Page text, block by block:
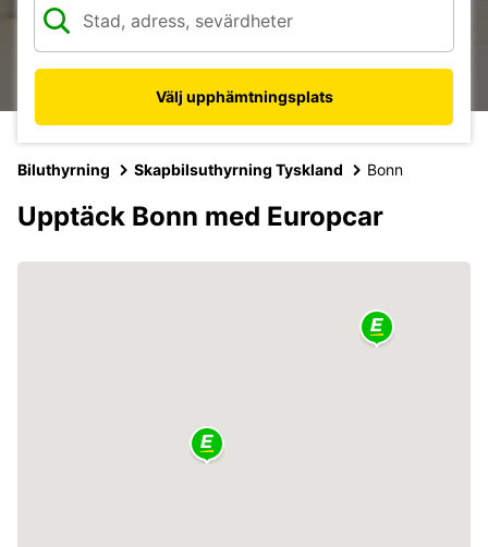
Välj upphämtningsplats
Biluthyrning Skapbilsuthyrning Tyskland Bonn
Upptäck Bonn med Europcar